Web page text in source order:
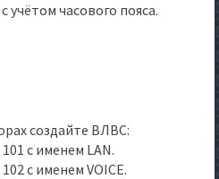
учётом часового пояса.
создайте ВЛВС:
с именем LAN.
с именем VOICE.